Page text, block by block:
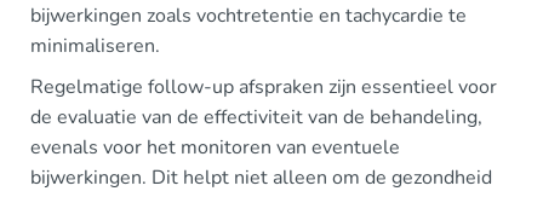
bijwerkingen zoals vochtretentie en tachycardie te
minimaliseren.
Regelmatige follow-up afspraken zijn essentieel voor
de evaluatie van de effectiviteit van de behandeling,
evenals voor het monitoren van eventuele
bijwerkingen. Dit helpt niet alleen om de gezondheid